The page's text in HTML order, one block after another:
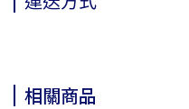
相關商品